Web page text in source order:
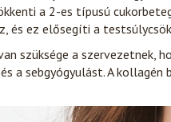
a 2-es típusú
ez elősegíti a
szüksége a szervezetnek,
a sebgyógyulást. A